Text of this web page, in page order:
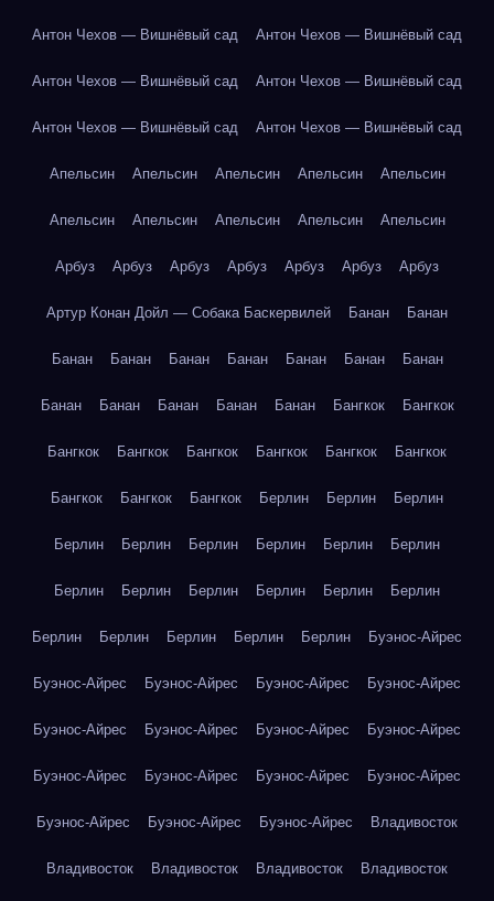
Антон Чехов — Вишнёвый сад Антон Чехов — Вишнёвый сад
Антон Чехов — Вишнёвый сад Антон Чехов — Вишнёвый сад
Антон Чехов — Вишнёвый сад Антон Чехов — Вишнёвый сад
Апельсин Апельсин Апельсин Апельсин Апельсин
Апельсин Апельсин Апельсин Апельсин Апельсин
Арбуз Арбуз Арбуз Арбуз Арбуз Арбуз Арбуз
Артур Конан Дойл — Собака Баскервилей Банан Банан
Банан Банан Банан Банан Банан Банан Банан
Банан Банан Банан Банан Банан Бангкок Бангкок
Бангкок Бангкок Бангкок Бангкок Бангкок Бангкок
Бангкок Бангкок Бангкок Берлин Берлин Берлин
Берлин Берлин Берлин Берлин Берлин Берлин
Берлин Берлин Берлин Берлин Берлин Берлин
Берлин Берлин Берлин Берлин Берлин Буэнос-Айрес
Буэнос-Айрес Буэнос-Айрес Буэнос-Айрес Буэнос-Айрес
Буэнос-Айрес Буэнос-Айрес Буэнос-Айрес Буэнос-Айрес
Буэнос-Айрес Буэнос-Айрес Буэнос-Айрес Буэнос-Айрес
Буэнос-Айрес Буэнос-Айрес Буэнос-Айрес Владивосток
Владивосток Владивосток Владивосток Владивосток